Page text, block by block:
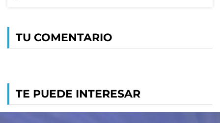
TU COMENTARIO
TE PUEDE INTERESAR